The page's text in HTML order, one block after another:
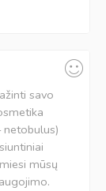
savo
mūsų